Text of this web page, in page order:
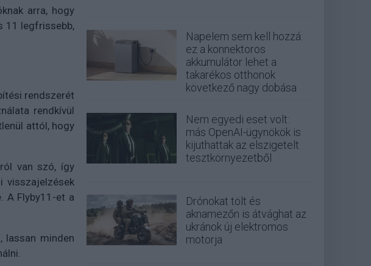
arra, hogy
11 legfrissebb,
rendszerét
rendkívül
attól, hogy
van szó, így
visszajelzések
A Flyby11-et a
lassan minden
Napelem sem kell hozzá:
ez a konnektoros
akkumulátor lehet a
takarékos otthonok
következő nagy dobása
Nem egyedi eset volt:
más OpenAI-ügynökök is
kijuthattak az elszigetelt
tesztkörnyezetből
Drónokat tölt és
aknamezőn is átvághat az
ukránok új elektromos
motorja